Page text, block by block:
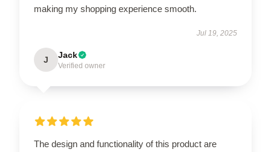
making my shopping experience smooth.
Jul 19, 2025
J Jack
Verified owner
The design and functionality of this product are